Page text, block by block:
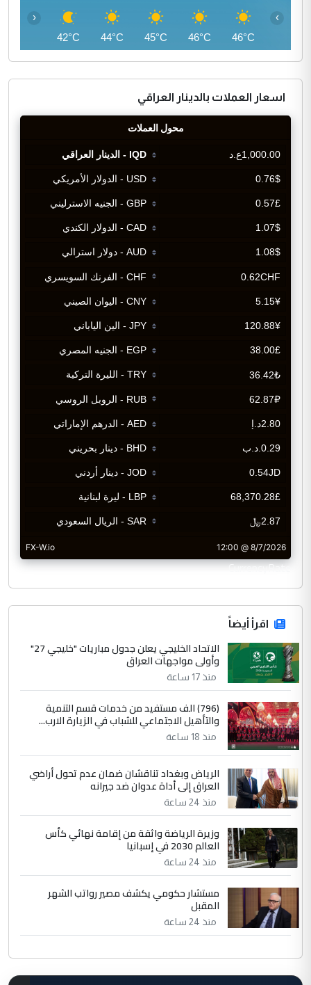
46°C
46°C
45°C
44°C
42°C
‹ ›
اسعار العملات بالدينار العراقي
CurrencyRate
اقرأ أيضاً
الاتحاد الخليجي يعلن جدول مباريات "خليجي 27"
وأولى مواجهات العراق
منذ 17 ساعة
(796) الف مستفيد من خدمات قسم التنمية
والتأهيل الاجتماعي للشباب في الزيارة الارب...
منذ 18 ساعة
الرياض وبغداد تناقشان ضمان عدم تحول أراضي
العراق إلى أداة عدوان ضد جيرانه
منذ 24 ساعة
وزيرة الرياضة واثقة من إقامة نهائي كأس
العالم 2030 في إسبانيا
منذ 24 ساعة
مستشار حكومي يكشف مصير رواتب الشهر
المقبل
منذ 24 ساعة